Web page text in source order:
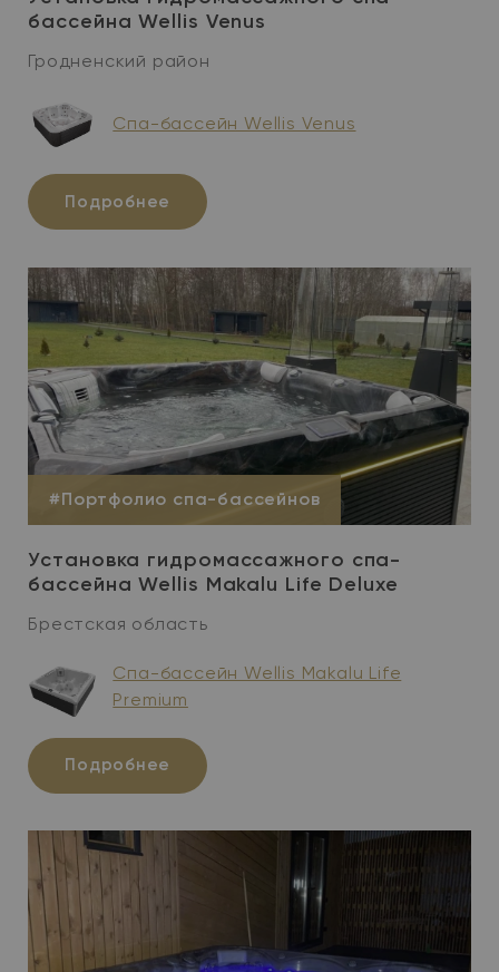
бассейна Wellis Venus
Гродненский район
Cпа-бассейн Wellis Venus
Подробнее
#Портфолио спа-бассейнов
Установка гидромассажного спа-
бассейна Wellis Makalu Life Deluxe
Брестская область
Спа-бассейн Wellis Makalu Life
Premium
Подробнее